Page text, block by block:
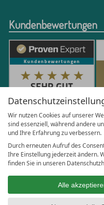
Wir nutzen Cookies auf unserer
sind essenziell, während andere
und Ihre Erfahrung zu verbessern.
Durch erneuten Aufruf des
Ihre Einstellung jederzeit ändern.
finden Sie in unseren
Alle
Kundenbewertungen